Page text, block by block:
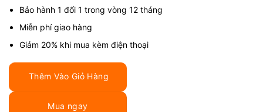
Bảo hành 1 đổi 1 trong vòng 12 tháng
Miễn phí giao hàng
Giảm 20% khi mua kèm điện thoại
Thêm Vào Giỏ Hàng
Mua ngay